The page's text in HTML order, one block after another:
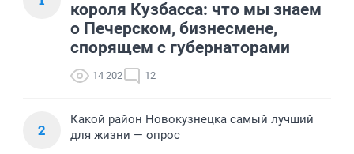
короля Кузбасса: что мы знаем
о Печерском, бизнесмене,
спорящем с губернаторами
14 202 12
2
Какой район Новокузнецка самый лучший
для жизни — опрос